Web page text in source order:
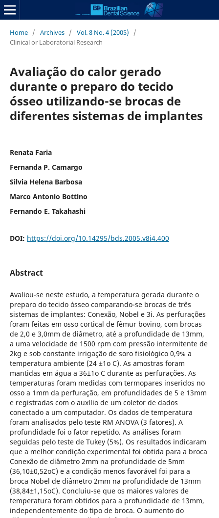
Home / Archives / Vol. 8 No. 4 (2005)
/
Clinical or Laboratorial Research
Avaliação do calor gerado
durante o preparo do tecido
ósseo utilizando-se brocas de
diferentes sistemas de implantes
Renata Faria
Fernanda P. Camargo
Silvia Helena Barbosa
Marco Antonio Bottino
Fernando E. Takahashi
DOI: https://doi.org/10.14295/bds.2005.v8i4.400
Abstract
Avaliou-se neste estudo, a temperatura gerada durante o
preparo do tecido ósseo comparando-se brocas de três
sistemas de implantes: Conexão, Nobel e 3i. As perfurações
foram feitas em osso cortical de fêmur bovino, com brocas
de 2,0 e 3,0mm de diâmetro, até a profundidade de 13mm,
a uma velocidade de 1500 rpm com pressão intermitente de
2kg e sob constante irrigação de soro fisiológico 0,9% a
temperatura ambiente (24 ±1o C). As amostras foram
mantidas em água a 36±1o C durante as perfurações. As
temperaturas foram medidas com termopares inseridos no
osso a 1mm da perfuração, em profundidades de 5 e 13mm
e registradas com o auxílio de um coletor de dados
conectado a um computador. Os dados de temperatura
foram analisados pelo teste RM ANOVA (3 fatores). A
profundidade foi o fator repetido. As análises foram
seguidas pelo teste de Tukey (5%). Os resultados indicaram
que a melhor condição experimental foi obtida para a broca
Conexão de diâmetro 2mm na profundidade de 5mm
(36,10±0,52oC) e a condição menos favorável foi para a
broca Nobel de diâmetro 2mm na profundidade de 13mm
(38,84±1,15oC). Concluiu-se que os maiores valores de
temperatura foram obtidos para a profundidade de 13mm,
independentemente do tipo de broca. O aumento do